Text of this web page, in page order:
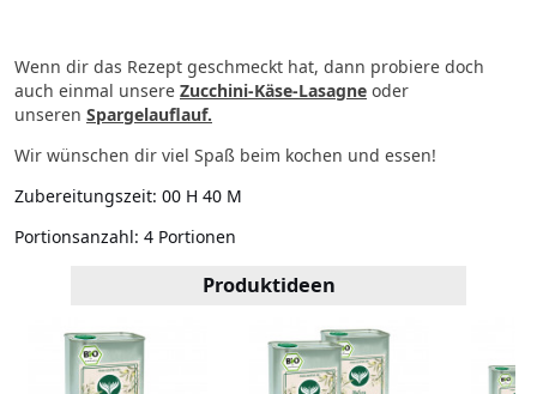
Wenn dir das Rezept geschmeckt hat, dann probiere doch
auch einmal unsere Zucchini-Käse-Lasagne oder
unseren Spargelauflauf.
Wir wünschen dir viel Spaß beim kochen und essen!
Zubereitungszeit: 00 H 40 M
Portionsanzahl: 4 Portionen
Produktideen